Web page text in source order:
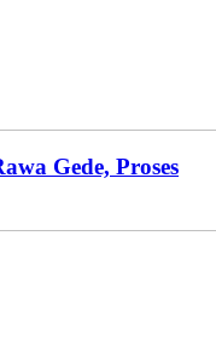
Gede, Proses